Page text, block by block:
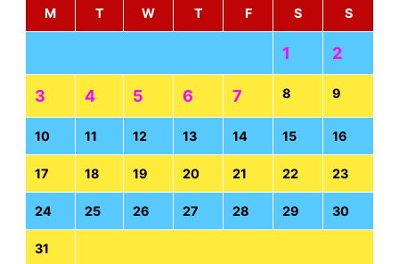
M
T W T F S S
1 2
3 4 5 6 7 8 9
10 11 12 13 14 15 16
17 18 19 20 21 22 23
24 25 26 27 28 29 30
31